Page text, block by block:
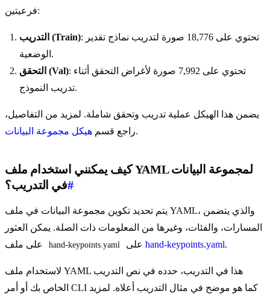
فرعيتين:
التدريب (Train): تحتوي على 18,776 صورة لتدريب نماذج تقدير
الوضعية.
التحقق (Val): تحتوي على 7,992 صورة لأغراض التحقق أثناء
تدريب النموذج.
يضمن هذا الهيكل عملية تدريب وتحقق شاملة. لمزيد من التفاصيل،
راجع قسم هيكل مجموعة البيانات .
كيف يمكنني استخدام ملف YAML لمجموعة البيانات
في التدريب؟#
يتم تحديد تكوين مجموعة البيانات في ملف YAML، والذي يتضمن
المسارات، والفئات، وغيرها من المعلومات ذات الصلة. يمكن العثور
hand-keypoints.yaml hand-keypoints.yaml.
لاستخدام ملف YAML هذا في التدريب، حدده في نص التدريب
الخاص بك أو أمر CLI كما هو موضح في مثال التدريب أعلاه. لمزيد